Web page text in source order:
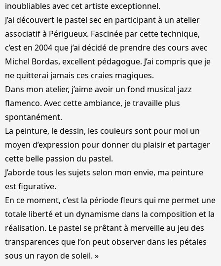
inoubliables avec cet artiste exceptionnel.
J’ai découvert le pastel sec en participant à un atelier
associatif à Périgueux. Fascinée par cette technique,
c’est en 2004 que j’ai décidé de prendre des cours avec
Michel Bordas, excellent pédagogue. J’ai compris que je
ne quitterai jamais ces craies magiques.
Dans mon atelier, j’aime avoir un fond musical jazz
flamenco. Avec cette ambiance, je travaille plus
spontanément.
La peinture, le dessin, les couleurs sont pour moi un
moyen d’expression pour donner du plaisir et partager
cette belle passion du pastel.
J’aborde tous les sujets selon mon envie, ma peinture
est figurative.
En ce moment, c’est la période fleurs qui me permet une
totale liberté et un dynamisme dans la composition et la
réalisation. Le pastel se prêtant à merveille au jeu des
transparences que l’on peut observer dans les pétales
sous un rayon de soleil. »